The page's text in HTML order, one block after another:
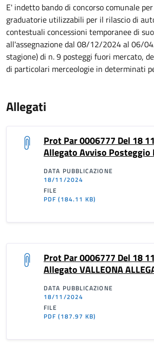
E' indetto bando di concorso comunale
graduatorie utilizzabili per il rilascio di
contestuali concessioni temporanee di
all'assegnazione dal 08/12/2024 al 06/
stagione) di n. 9 posteggi fuori mercato,
di particolari merceologie in determinati
Allegati
Prot Par 0006777 Del 18
Allegato Avviso Posteggio
DATA PUBBLICAZIONE
18/11/2024
FILE
PDF(184.11 KB)
Prot Par 0006777 Del 18
Allegato VALLEONA
DATA PUBBLICAZIONE
18/11/2024
FILE
PDF(187.97 KB)